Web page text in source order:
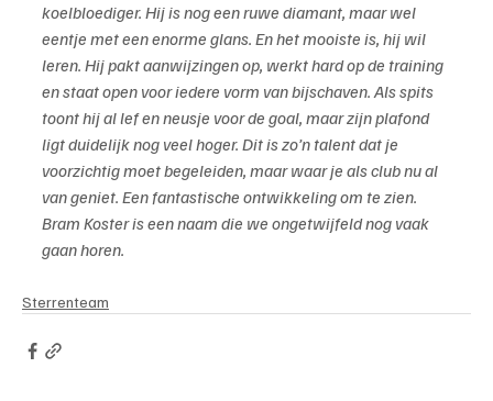
koelbloediger. Hij is nog een ruwe diamant, maar wel
eentje met een enorme glans. En het mooiste is, hij wil
leren. Hij pakt aanwijzingen op, werkt hard op de training
en staat open voor iedere vorm van bijschaven. Als spits
toont hij al lef en neusje voor de goal, maar zijn plafond
ligt duidelijk nog veel hoger. Dit is zo’n talent dat je
voorzichtig moet begeleiden, maar waar je als club nu al
van geniet. Een fantastische ontwikkeling om te zien.
Bram Koster is een naam die we ongetwijfeld nog vaak
gaan horen.
Sterrenteam